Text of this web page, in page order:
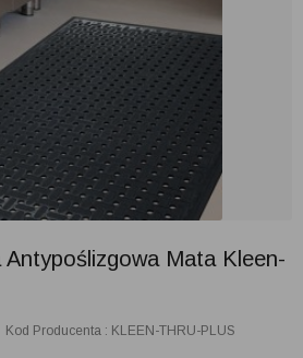
Mata Kleen-
Kod Producenta : KLEEN-THRU-PLUS